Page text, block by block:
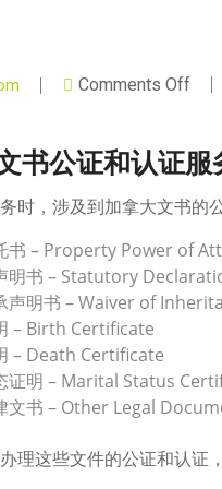
Comments Off
书公证和认证服
时，涉及到加拿大文书的
书 – Property Power of
明书 – Statutory
声明书 – Waiver of
– Birth Certificate
– Death Certificate
证明 – Marital Status
文书 – Other Legal
理这些文件的公证和认证